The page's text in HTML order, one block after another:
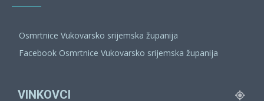
Osmrtnice Vukovarsko srijemska županija
Facebook Osmrtnice Vukovarsko srijemska županija
VINKOVCI